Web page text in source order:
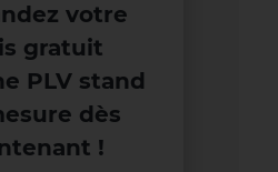
votre
gratuit
PLV stand
dès
!